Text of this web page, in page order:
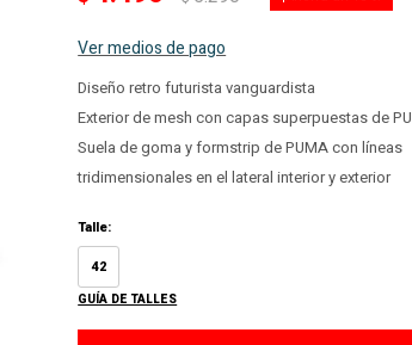
Ver medios de pago
Diseño retro futurista vanguardista
Exterior de mesh con capas superpuestas de PU
Suela de goma y formstrip de PUMA con líneas
tridimensionales en el lateral interior y exterior
Talle:
42
GUÍA DE TALLES